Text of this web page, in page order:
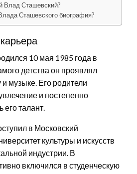
Влад Сташевский?
Сташевского биография?
10 мая 1985 года в
детства он проявлял
и музыке. Его родители
и постепенно
его талант.
в Московский
культуры и искусств
индустрии. В
включился в студенческую